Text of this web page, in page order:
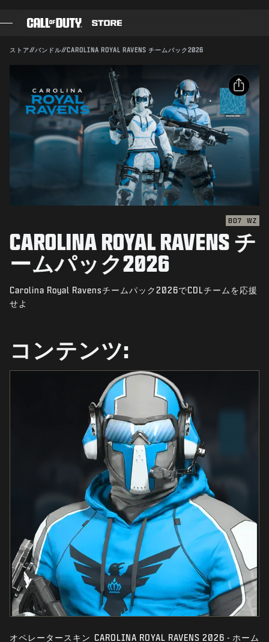
バトルパス
ブラックセル
CODポイント
ゲーム
ニュース
サポート
ログイン|サインアップ
ストア//バンドル//CAROLINA ROYAL RAVENS チームパック2026
対応:
購入を確定
キャンセル
Activisionは、このゲーム内コンテンツをいつでも更新、
変更、削除できるものとします
シェア
メールアドレス
Facebook
X
リンクをコピー
BO7 WZ
CAROLINA ROYAL RAVENS チ
ームパック2026
Carolina Royal Ravensチームパック2026でCDLチームを応援
せよ
コンテンツ:
オペレータースキン CAROLINA ROYAL RAVENS 2026 - ホーム